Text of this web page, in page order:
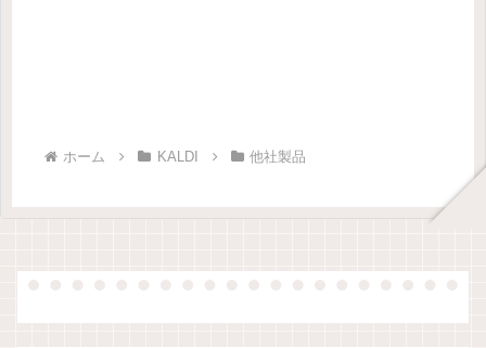
ホーム KALDI 他社製品